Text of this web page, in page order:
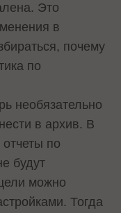
Это
в
почему
по
необязательно
в архив. В
отчеты по
будут
можно
Тогда